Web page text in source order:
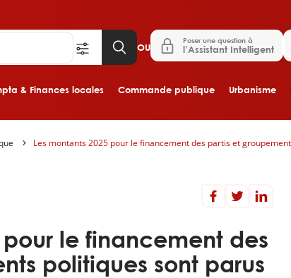
Aller au contenu
& Finances locales Commande publique Urbanisme
OU
Poser une question à
l’Assistant Intelligent
Les montants 2025 pour le financement des partis et
pour le financement des
politiques sont parus